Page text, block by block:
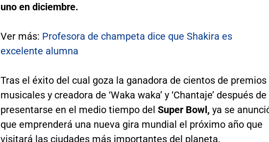
uno en diciembre.
Ver más: Profesora de champeta dice que Shakira es
excelente alumna
Tras el éxito del cual goza la ganadora de cientos de premios
musicales y creadora de ‘Waka waka’ y ‘Chantaje’ después de
presentarse en el medio tiempo del Super Bowl, ya se
que emprenderá una nueva gira mundial el próximo año que
visitará las ciudades más importantes del planeta.